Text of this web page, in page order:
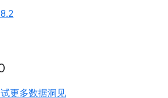
更多数据洞见